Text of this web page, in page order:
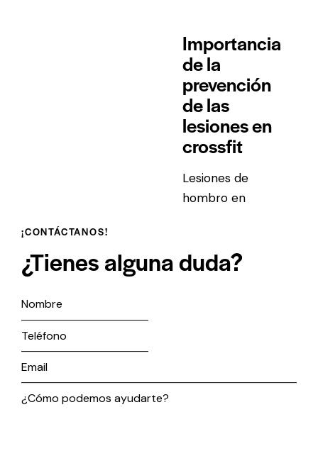
Importancia
de la
prevención
de las
lesiones en
crossfit
Lesiones de
hombro en
pesas durante la
¡CONTÁCTANOS!
¿Tienes alguna duda?